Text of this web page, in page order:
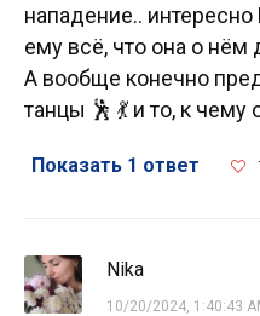
нападение..
ему всё, что она о нём
А вообще конечно
танцы 🕺 💃 и то, к
Показать 1 ответ
Nika
10/20/2024, 1:40:43